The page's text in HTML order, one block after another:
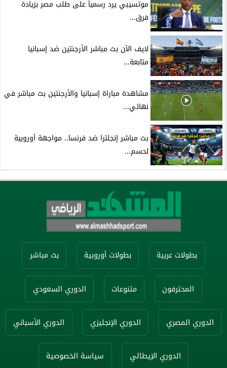
موتسيبي يرد رسمياً على طلب مصر بزيادة
فرق...
لايف الآن بث مباشر الأرجنتين ضد إسبانيا
متابعة...
مشاهدة مباراة إسبانيا والأرجنتين بث مباشر في
نهائي...
بث مباشر إنجلترا ضد فرنسا.. مواجهة أوروبية
لحسم...
بطولات عربية بطولات أوروبية بث مباشر
المحترفون متنوعات الدوري السعودي
الدوري المصري الدوري الإنجليزي الدوري الأسباني
الدوري الإيطالي سياسة الخصوصية